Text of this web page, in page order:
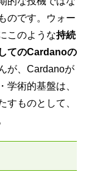
のです。ウォー
このような持続
てのCardanoの
が、Cardanoが
学術的基盤は、
すものとして、